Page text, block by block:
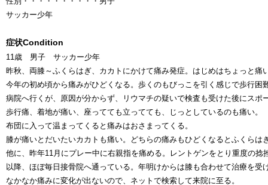
サッカー少年
症状Condition
11歳 男子 サッカー少年
昨秋、両膝～ふくらはぎ、カカトにかけて痛み発症。はじめはちょっと痛
今年の初め頃から痛みがひどくなる。歩くのもびっこを引く感じで歩行困
病院へ行くが、原因が分からず、リウマチの疑いで検査も受けた後にスポ
歩行痛、着地が痛い、座ってても立ってても、じっとしているのも痛い。
布団に入って温まってくると痛みはおさまってくる。
膝が痛いとだいたいカカトも痛い。どちらの痛みもひどくなるとふくらは
他に、昨年11月にプレー中に右親指を痛める。レントゲンをとり重度の捻
以降、ほぼ毎日接骨院へ通っている。年明けからは膝も合わせて治療を受
なかなか痛みに変化が出ないので、ネットで検索して来院に至る。